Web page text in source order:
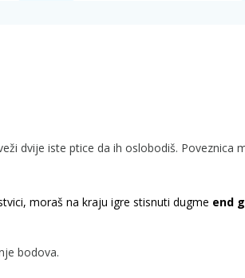
dvije iste ptice da ih oslobodiš. Poveznica
moraš na kraju igre stisnuti dugme end
bodova.